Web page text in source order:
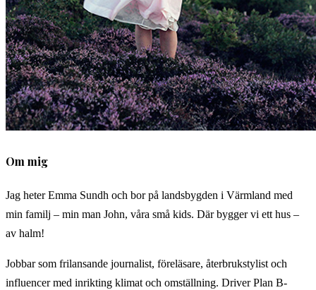
Om mig
Jag heter Emma Sundh och bor på landsbygden i Värmland med
min familj – min man John, våra små kids. Där bygger vi ett hus –
av halm!
Jobbar som frilansande journalist, föreläsare, återbrukstylist och
influencer med inrikting klimat och omställning. Driver Plan B-